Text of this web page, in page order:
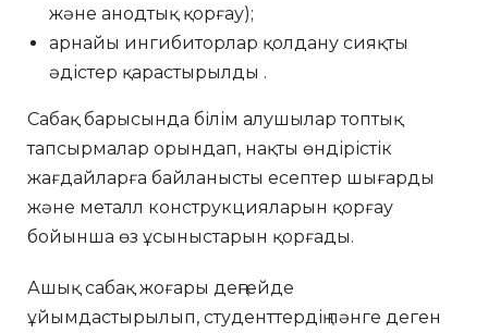
және анодтық қорғау);
арнайы ингибиторлар қолдану сияқты
әдістер қарастырылды .
Сабақ барысында білім алушылар топтық
тапсырмалар орындап, нақты өндірістік
жағдайларға байланысты есептер шығарды
және металл конструкцияларын қорғау
бойынша өз ұсыныстарын қорғады.
Ашық сабақ жоғары деңгейде
ұйымдастырылып, студенттердің пәнге деген